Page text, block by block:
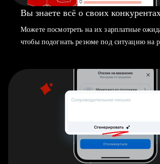
Вы знаете всё о своих
Можете посмотреть на их зарплатные
чтобы подогнать резюме под ситуацию на